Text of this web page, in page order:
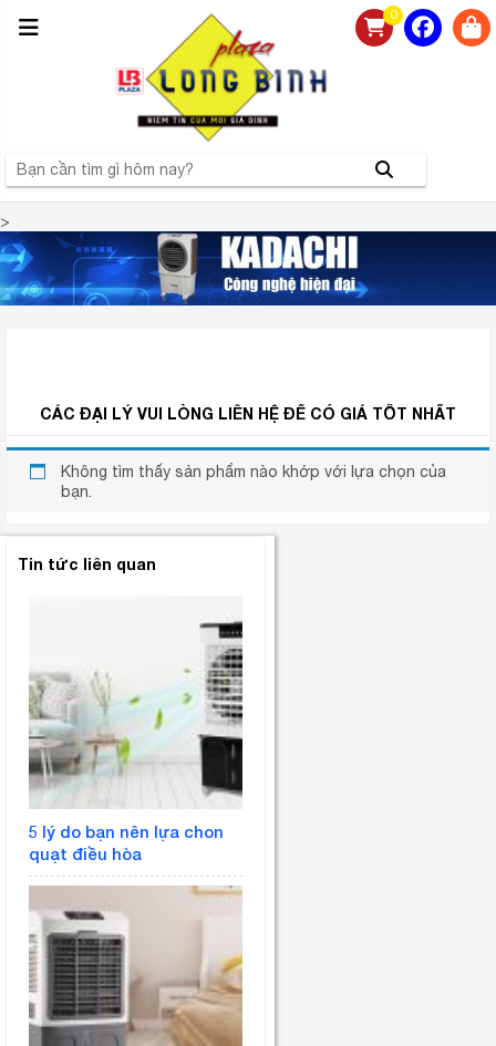
0
>
CÁC ĐẠI LÝ VUI LÒNG LIÊN HỆ ĐỂ CÓ GIÁ TỐT NHẤT
Không tìm thấy sản phẩm nào khớp với lựa chọn của
bạn.
Tin tức liên quan
5 lý do bạn nên lựa chon
quạt điều hòa